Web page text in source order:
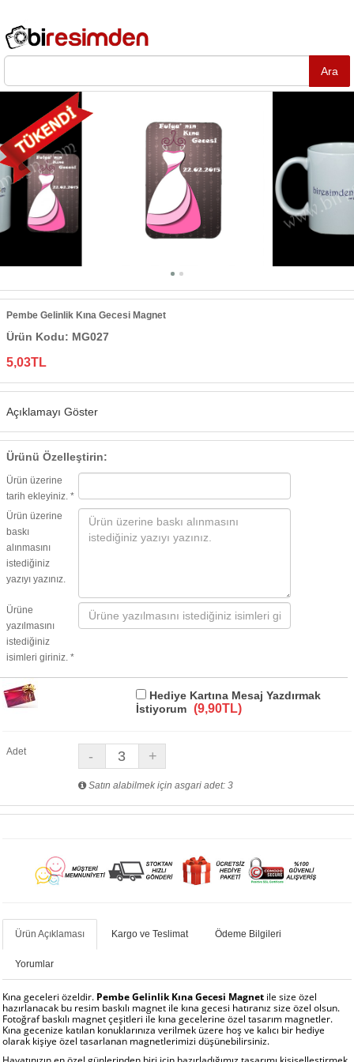
Pembe Gelinlik Kına Gecesi Magnet
Ürün Kodu: MG027
5,03TL
Açıklamayı Göster
Ürünü Özelleştirin:
Ürün üzerine
tarih ekleyiniz. *
Ürün üzerine
baskı
alınmasını
istediğiniz
yazıyı yazınız.
Ürüne
yazılmasını
istediğiniz
isimleri giriniz. *
Hediye Kartına Mesaj Yazdırmak
İstiyorum (9,90TL)
Adet
Satın alabilmek için asgari adet: 3
Ürün Açıklaması Kargo ve Teslimat Ödeme Bilgileri
Yorumlar
Kına geceleri özeldir. Pembe Gelinlik Kına Gecesi Magnet ile size özel
hazırlanacak bu resim baskılı magnet ile kına gecesi hatıranız size özel olsun.
Fotoğraf baskılı magnet çeşitleri ile kına gecelerine özel tasarım magnetler.
Kına gecenize katılan konuklarınıza verilmek üzere hoş ve kalıcı bir hediye
olarak kişiye özel tasarlanan magnetlerimizi düşünebilirsiniz.